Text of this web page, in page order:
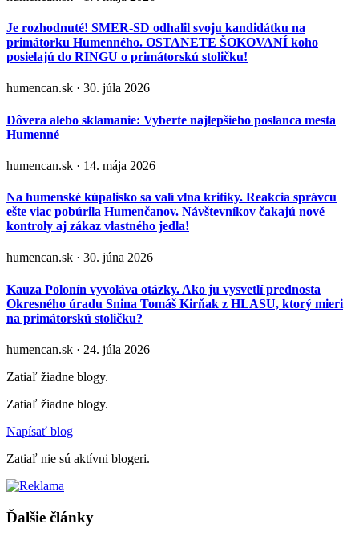
Je rozhodnuté! SMER-SD odhalil svoju kandidátku na
primátorku Humenného. OSTANETE ŠOKOVANÍ koho
posielajú do RINGU o primátorskú stoličku!
humencan.sk · 30. júla 2026
Dôvera alebo sklamanie: Vyberte najlepšieho poslanca mesta
Humenné
humencan.sk · 14. mája 2026
Na humenské kúpalisko sa valí vlna kritiky. Reakcia správcu
ešte viac pobúrila Humenčanov. Návštevníkov čakajú nové
kontroly aj zákaz vlastného jedla!
humencan.sk · 30. júna 2026
Kauza Polonín vyvoláva otázky. Ako ju vysvetlí prednosta
Okresného úradu Snina Tomáš Kirňak z HLASU, ktorý mieri
na primátorskú stoličku?
humencan.sk · 24. júla 2026
Zatiaľ žiadne blogy.
Zatiaľ žiadne blogy.
Napísať blog
Zatiaľ nie sú aktívni blogeri.
Ďalšie články